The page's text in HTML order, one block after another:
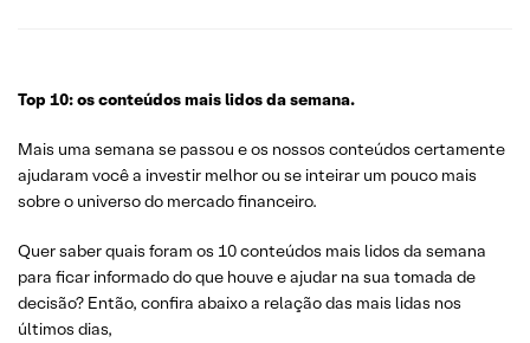
Top 10: os conteúdos mais lidos da semana.
Mais uma semana se passou e os nossos conteúdos certamente
ajudaram você a investir melhor ou se inteirar um pouco mais
sobre o universo do mercado financeiro.
Quer saber quais foram os 10 conteúdos mais lidos da semana
para ficar informado do que houve e ajudar na sua tomada de
decisão? Então, confira abaixo a relação das mais lidas nos
últimos dias,